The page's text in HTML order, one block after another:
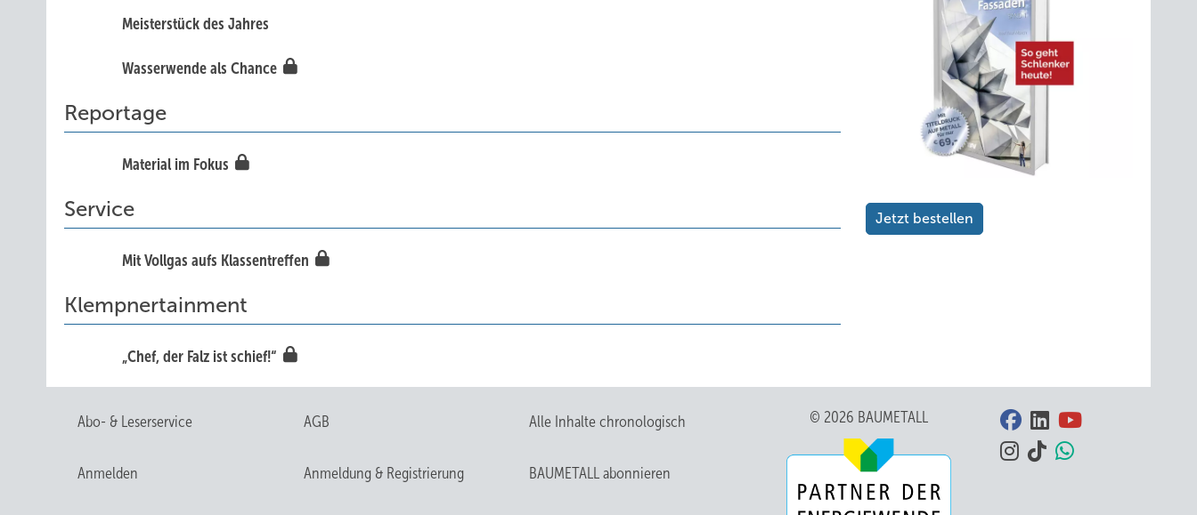
Meisterstück des Jahres
Wasse rwende als Chance
Reportage
Material im Fokus
Service
Mit Vollgas aufs Klassentreffen
Klempnertainment
„Chef, der Falz ist schief!“
Jetzt bestellen
Abo- & Leserservice AGB Alle Inhalte chronologisch
Anmelden Anmeldung & Registrierung BAUMETALL abonnieren
© 2026 BAUMETALL